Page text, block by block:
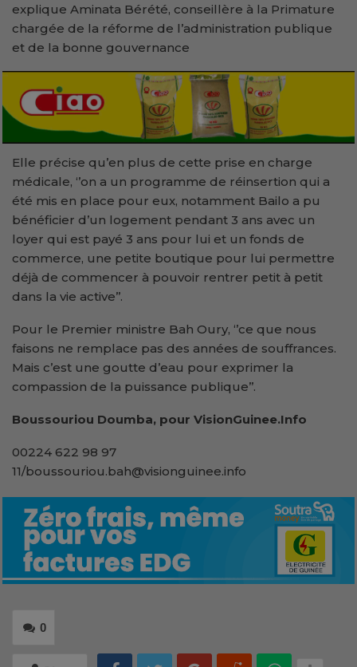
explique Aminata Bérété, conseillère à la Primature
chargée de la réforme de l’administration publique
et de la bonne gouvernance
Elle précise qu’en plus de cette prise en charge
médicale, ‘’on a un programme de réinsertion qui a
été mis en place pour eux, notamment Bailo a pu
bénéficier d’un logement pendant 3 ans avec un
loyer qui est payé 3 ans pour lui et un fonds de
commerce, une petite boutique pour lui permettre
déjà de commencer à pouvoir rentrer petit à petit
dans la vie active’’.
Pour le Premier ministre Bah Oury, ‘’ce que nous
faisons ne remplace pas des années de souffrances.
Mais c’est une goutte d’eau pour exprimer la
compassion de la puissance publique’’.
Boussouriou Doumba, pour VisionGuinee.Info
00224 622 98 97
11/boussouriou.bah@visionguinee.info
0